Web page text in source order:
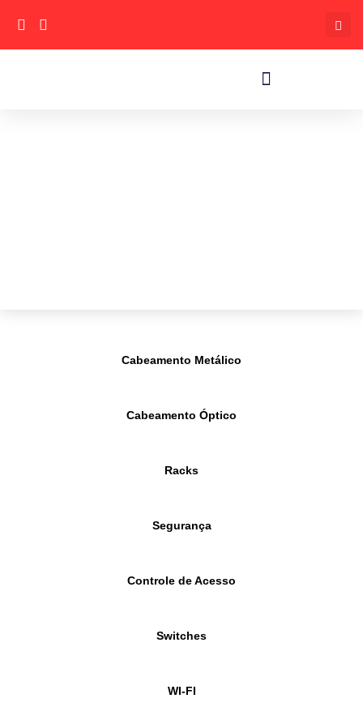
Cabeamento Metálico
Cabeamento Óptico
Racks
Segurança
Controle de Acesso
Switches
WI-FI